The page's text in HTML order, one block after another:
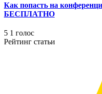
Как попасть на
БЕСПЛАТНО
5 1 голос
Рейтинг статьи